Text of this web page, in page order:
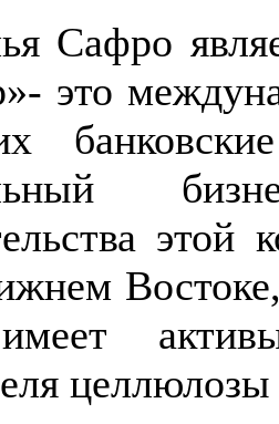
Сафро
это
целлюлозы